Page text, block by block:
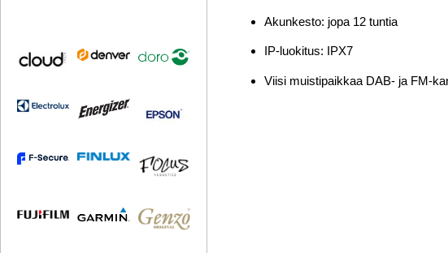
Akunkesto: jopa 12 tuntia
IP-luokitus: IPX7
Viisi muistipaikkaa DAB- ja FM-